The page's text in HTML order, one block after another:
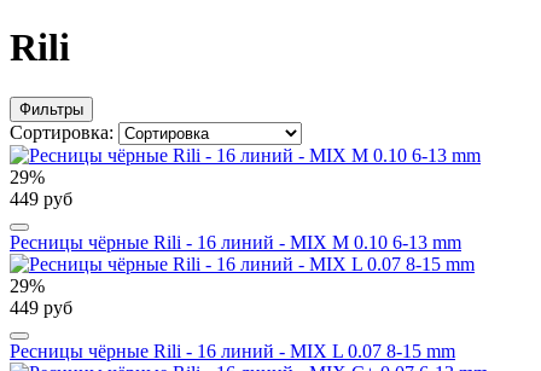
Rili
Фильтры
Сортировка:
29%
449 руб
Ресницы чёрные Rili - 16 линий - MIX M 0.10 6-13 mm
29%
449 руб
Ресницы чёрные Rili - 16 линий - MIX L 0.07 8-15 mm